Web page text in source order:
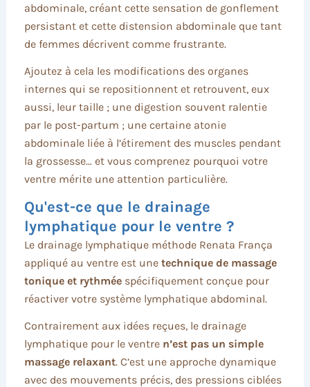
abdominale, créant cette sensation de gonflement
persistant et cette distension abdominale que tant
de femmes décrivent comme frustrante.
Ajoutez à cela les modifications des organes
internes qui se repositionnent et retrouvent, eux
aussi, leur taille ; une digestion souvent ralentie
par le post-partum ; une certaine atonie
abdominale liée à l’étirement des muscles pendant
la grossesse… et vous comprenez pourquoi votre
ventre mérite une attention particulière.
Qu'est-ce que le drainage
lymphatique pour le ventre ?
Le drainage lymphatique méthode Renata França
appliqué au ventre est une technique de massage
tonique et rythméespécifiquement conçue pour
réactiver votre système lymphatique abdominal.
Contrairement aux idées reçues, le drainage
lymphatique pour le ventre n’est pas un simple
massage relaxant. C’est une approche dynamique
avec des mouvements précis, des pressions ciblées